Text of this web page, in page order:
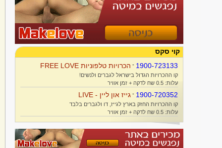
קוי סקס
1900-723133
- הכרויות טלפוניות FREE LOVE
קו ההכרויות הגדול בישראל לגברים ולנשים!
עלות: 0.5 שח לדקה + זמן אוויר
1900-720352
- גייז און ליין - LIVE
קו ההכרויות החזק בארץ לגייז, דו ולגברים בלבד
עלות: 0.5 שח לדקה + זמן אוויר